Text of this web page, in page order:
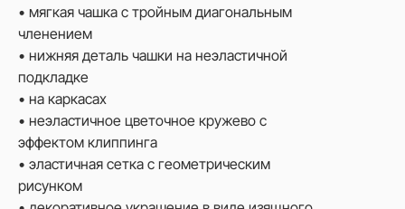
• мягкая чашка с тройным диагональным
членением
• нижняя деталь чашки на неэластичной
подкладке
• на каркасах
• неэластичное цветочное кружево с
эффектом клиппинга
• эластичная сетка с геометрическим
рисунком